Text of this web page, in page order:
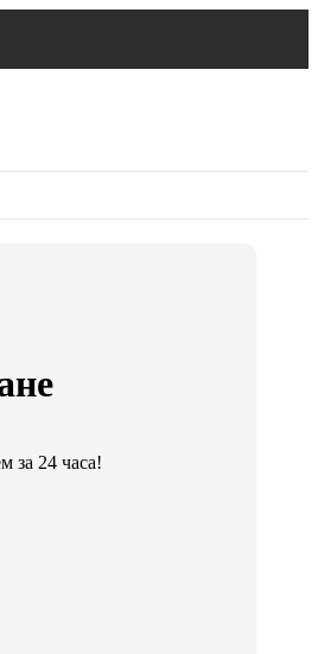
за 24 часа!